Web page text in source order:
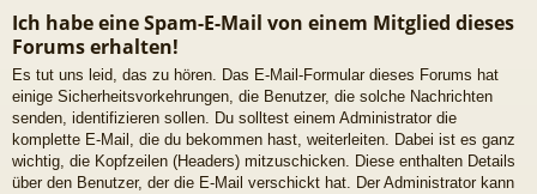
Ich habe eine Spam-E-Mail von einem Mitglied dieses
Forums erhalten!
Es tut uns leid, das zu hören. Das E-Mail-Formular dieses Forums hat
einige Sicherheitsvorkehrungen, die Benutzer, die solche Nachrichten
senden, identifizieren sollen. Du solltest einem Administrator die
komplette E-Mail, die du bekommen hast, weiterleiten. Dabei ist es ganz
wichtig, die Kopfzeilen (Headers) mitzuschicken. Diese enthalten Details
über den Benutzer, der die E-Mail verschickt hat. Der Administrator kann